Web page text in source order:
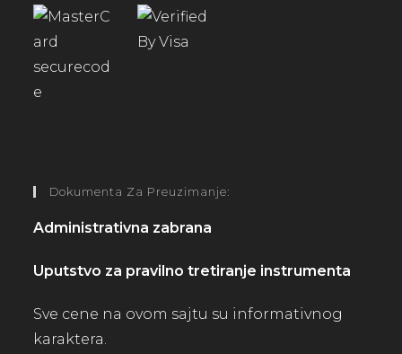
Dokumenta Za Preuzimanje:
Administrativna zabrana
Uputstvo za pravilno tretiranje instrumenta
Sve cene na ovom sajtu su informativnog
karaktera.